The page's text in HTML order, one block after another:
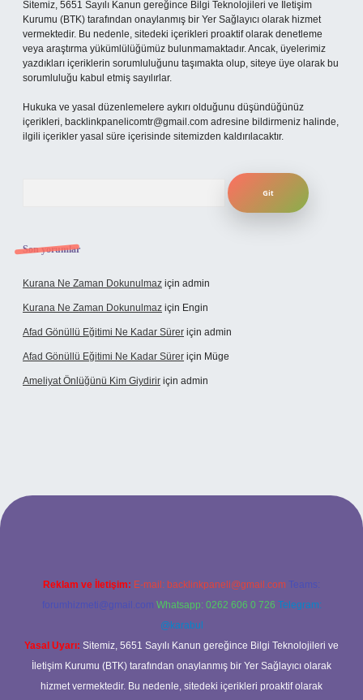
Sitemiz, 5651 Sayılı Kanun gereğince Bilgi Teknolojileri ve İletişim
Kurumu (BTK) tarafından onaylanmış bir Yer Sağlayıcı olarak hizmet
vermektedir. Bu nedenle, sitedeki içerikleri proaktif olarak denetleme
veya araştırma yükümlülüğümüz bulunmamaktadır. Ancak, üyelerimiz
yazdıkları içeriklerin sorumluluğunu taşımakta olup, siteye üye olarak bu
sorumluluğu kabul etmiş sayılırlar.
Hukuka ve yasal düzenlemelere aykırı olduğunu düşündüğünüz
içerikleri, backlinkpanelicomtr@gmail.com adresine bildirmeniz halinde,
ilgili içerikler yasal süre içerisinde sitemizden kaldırılacaktır.
Son yorumlar
Kurana Ne Zaman Dokunulmaz için admin
Kurana Ne Zaman Dokunulmaz için Engin
Afad Gönüllü Eğitimi Ne Kadar Sürer için admin
Afad Gönüllü Eğitimi Ne Kadar Sürer için Müge
Ameliyat Önlüğünü Kim Giydirir için admin
güncel giriş
Reklam ve İletişim: E-mail: backlinkpaneli@gmail.com Teams:
forumhizmeti@gmail.com Whatsapp: 0262 606 0 726 Telegram:
@karabul
Yasal Uyarı: Sitemiz, 5651 Sayılı Kanun gereğince Bilgi Teknolojileri ve
İletişim Kurumu (BTK) tarafından onaylanmış bir Yer Sağlayıcı olarak
hizmet vermektedir. Bu nedenle, sitedeki içerikleri proaktif olarak